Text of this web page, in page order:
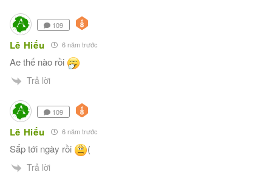
109
Lê Hiếu 6 năm trước
Ae thế nào rồi
Trả lời
109
Lê Hiếu 6 năm trước
Sắp tới ngày rồi (
Trả lời